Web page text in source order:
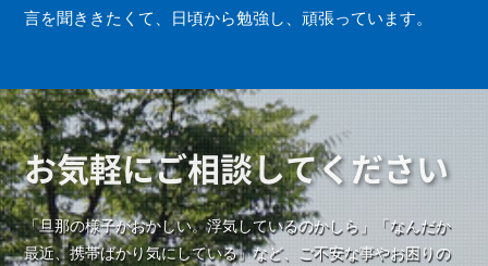
言を聞ききたくて、日頃から勉強し、頑張っています。
お気軽にご相談してください
「旦那の様子がおかしい。浮気しているのかしら」「なんだか
最近、携帯ばかり気にしている」など、ご不安な事やお困りの